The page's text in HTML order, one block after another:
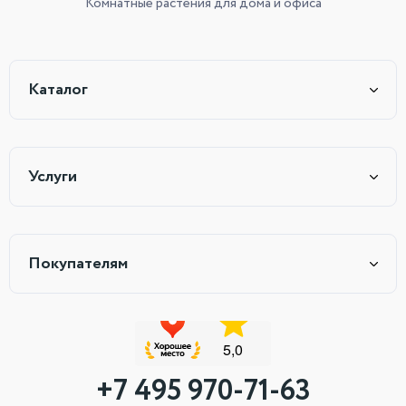
Каталог
Услуги
Покупателям
+7 495 970-71-63